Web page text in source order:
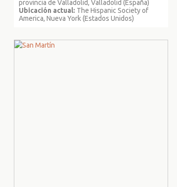
provincia de Valladolid, Valladolid (España)
Ubicación actual: The Hispanic Society of
America, Nueva York (Estados Unidos)